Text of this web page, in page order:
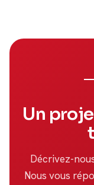
Un
Décrivez-
Nous vous